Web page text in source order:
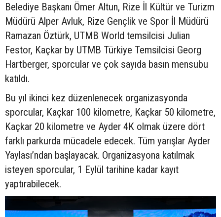
Belediye Başkanı Ömer Altun, Rize İl Kültür ve Turizm
Müdürü Alper Avluk, Rize Gençlik ve Spor İl Müdürü
Ramazan Öztürk, UTMB World temsilcisi Julian
Festor, Kaçkar by UTMB Türkiye Temsilcisi Georg
Hartberger, sporcular ve çok sayıda basın mensubu
katıldı.
Bu yıl ikinci kez düzenlenecek organizasyonda
sporcular, Kaçkar 100 kilometre, Kaçkar 50 kilometre,
Kaçkar 20 kilometre ve Ayder 4K olmak üzere dört
farklı parkurda mücadele edecek. Tüm yarışlar Ayder
Yaylası’ndan başlayacak. Organizasyona katılmak
isteyen sporcular, 1 Eylül tarihine kadar kayıt
yaptırabilecek.